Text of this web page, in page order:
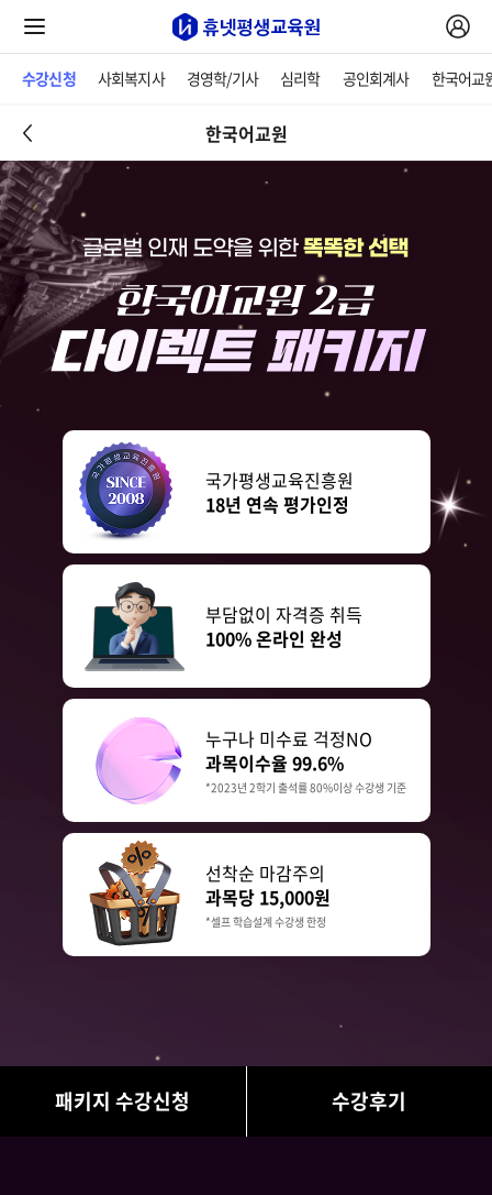
수강신청 사회복지사 경영학/기사 심리학 공인회계사 한국어교
한국어교원
국가평생교육진흥원
18년 연속 평가인정
부담없이 자격증 취득
100% 온라인 완성
누구나 미수료 걱정NO
과목이수율 99.6%
*2023년 2학기 출석률 80%이상 수강생 기준
선착순 마감주의
과목당 15,000원
*셀프 학습설계 수강생 한정
패키지 수강신청 수강후기